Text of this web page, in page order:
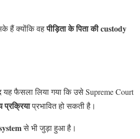
हैं क्योंकि वहपीड़िता के पिता की custody
फैसला लिया गया कि उसे Supreme Court
प्रक्रियाप्रभावित हो सकती है।
से भी जुड़ा हुआ है।